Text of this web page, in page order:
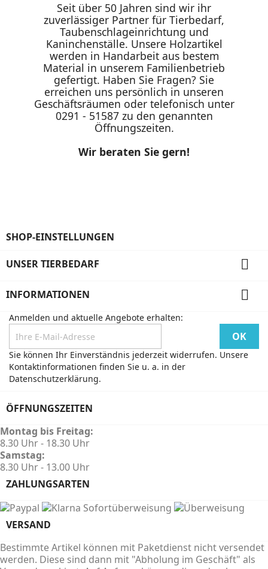
Seit über 50 Jahren sind wir ihr
zuverlässiger Partner für Tierbedarf,
Taubenschlageinrichtung und
Kaninchenställe. Unsere Holzartikel
werden in Handarbeit aus bestem
Material in unserem Familienbetrieb
gefertigt. Haben Sie Fragen? Sie
erreichen uns persönlich in unseren
Geschäftsräumen oder telefonisch unter
0291 - 51587 zu den genannten
Öffnungszeiten.
Wir beraten Sie gern!
SHOP-EINSTELLUNGEN
UNSER TIERBEDARF 
INFORMATIONEN 
Anmelden und aktuelle Angebote erhalten:
Sie können Ihr Einverständnis jederzeit widerrufen. Unsere
Kontaktinformationen finden Sie u. a. in der
Datenschutzerklärung.
ÖFFNUNGSZEITEN
Montag bis Freitag:
8.30 Uhr - 18.30 Uhr
Samstag:
8.30 Uhr - 13.00 Uhr
ZAHLUNGSARTEN
VERSAND
Bestimmte Artikel können mit Paketdienst nicht versendet
werden. Diese sind dann mit "Abholung im Geschäft" als